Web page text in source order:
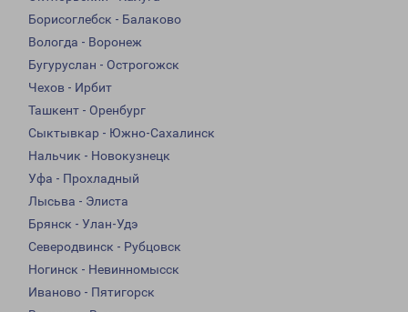
Борисоглебск - Балаково
Вологда - Воронеж
Бугуруслан - Острогожск
Чехов - Ирбит
Ташкент - Оренбург
Сыктывкар - Южно-Сахалинск
Нальчик - Новокузнецк
Уфа - Прохладный
Лысьва - Элиста
Брянск - Улан-Удэ
Северодвинск - Рубцовск
Ногинск - Невинномысск
Иваново - Пятигорск